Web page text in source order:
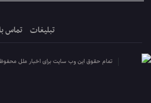
تبلیغات تماس
تمام حقوق این وب سایت برای اخبار ملل